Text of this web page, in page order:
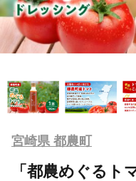
宮崎県 都農町
「都農めぐるト